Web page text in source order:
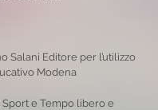
Salani Editore per l’utilizzo
Modena
Sport e Tempo libero e